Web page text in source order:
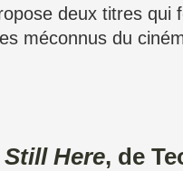
deux titres qui
méconnus du
Still Here, de